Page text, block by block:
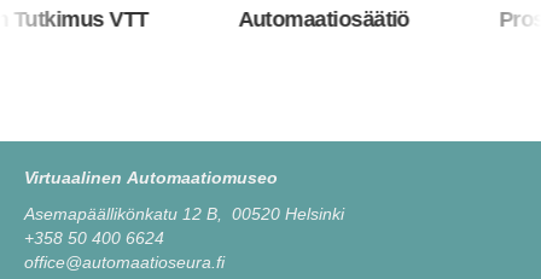
VTT Automaatiosäätiö
Virtuaalinen Automaatiomuseo
Asemapäällikönkatu 12 B, 00520 Helsinki
+358 50 400 6624
office@automaatioseura.fi